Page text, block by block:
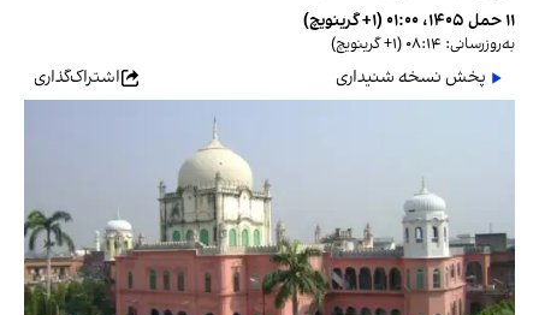
۱۱ حمل ۱۴۰۵، ۰۱:۰۰ (‎+۱ گرینویچ)
به‌روزرسانی: ۰۸:۱۴ (‎+۱ گرینویچ)
پخش نسخه شنیداری اشتراک‌گذاری